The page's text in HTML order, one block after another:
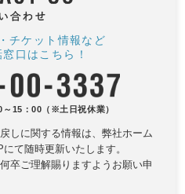
チケット情報など
口はこちら！
15：00（※土日祝休業）
しに関する情報は、 弊社ホーム
て随時更新いたします。
卒ご理解賜りますようお願い申